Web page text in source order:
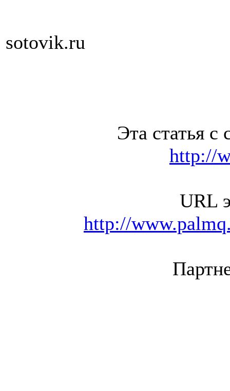
sotovik.ru
Эта статья с
http://
URL
http://